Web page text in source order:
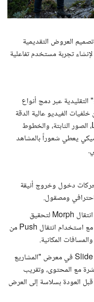
العروض التقديمية
تجربة مستخدم تفاعلية
عبر دمج أنواع
الفيديو عالية الدقة
المنشأة عن طريق الذكاء الاصطناعي Luma، الصور الثابتة، والخطوط
يعطي شعوراً بالمشاهد
حركات دخول وخروج أنيقة
احترافي ومصقول.
انتقالات سلسة: اعتمدتُ بشكل أساسي على انتقال Morph لتحقيق
استمرارية انسيابية بين التنسيقات المعقدة، مع استخدام انتقال Push من
المكانية.
التنقل التفاعلي: قمت بدمج خاصية Slide Zoom في معرض "المشاريع
مع المحتوى، وتقريب
العودة بسلاسة إلى العرض